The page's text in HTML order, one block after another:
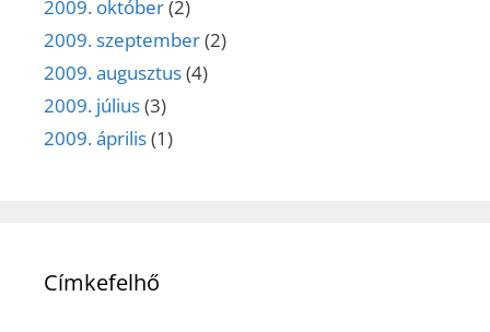
2009. október(2)
2009. szeptember(2)
2009. augusztus(4)
2009. július(3)
2009. április(1)
Címkefelhő